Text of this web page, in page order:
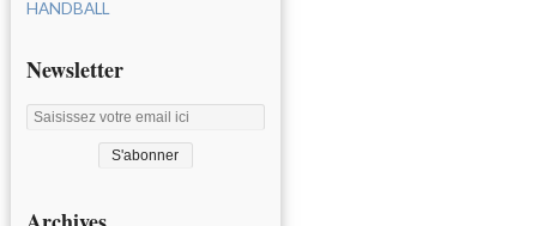
HANDBALL
Newsletter